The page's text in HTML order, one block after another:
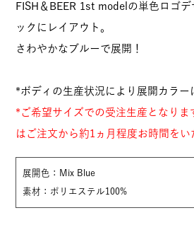
FISH＆BEER 1st modelの単色ロゴ
ックにレイアウト。
さわやかなブルーで展開！
*ボディの生産状況により展開カラー
*ご希望サイズでの受注生産となりま
はご注文から約1ヵ月程度お時間をい
展開色：Mix Blue
素材：ポリエステル100%